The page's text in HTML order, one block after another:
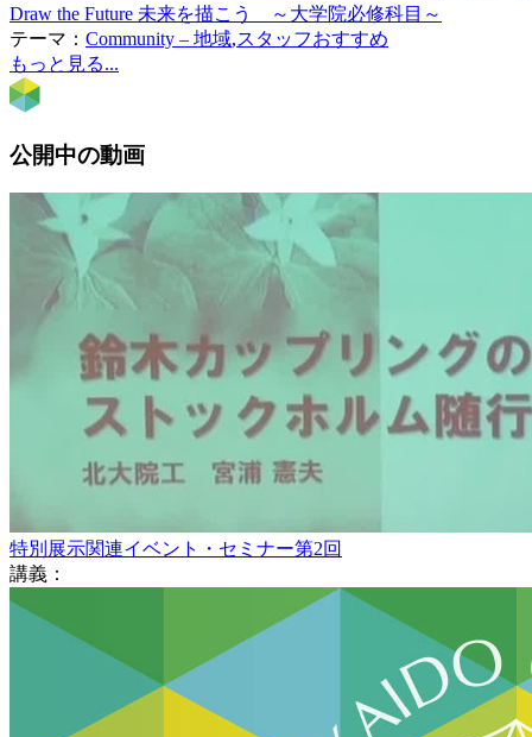
Draw the Future 未来を描こう ～大学院必修科目～
テーマ： Community – 地域,スタッフおすすめ
もっと見る...
公開中の動画
特別展示関連イベント・セミナー第2回
講義：